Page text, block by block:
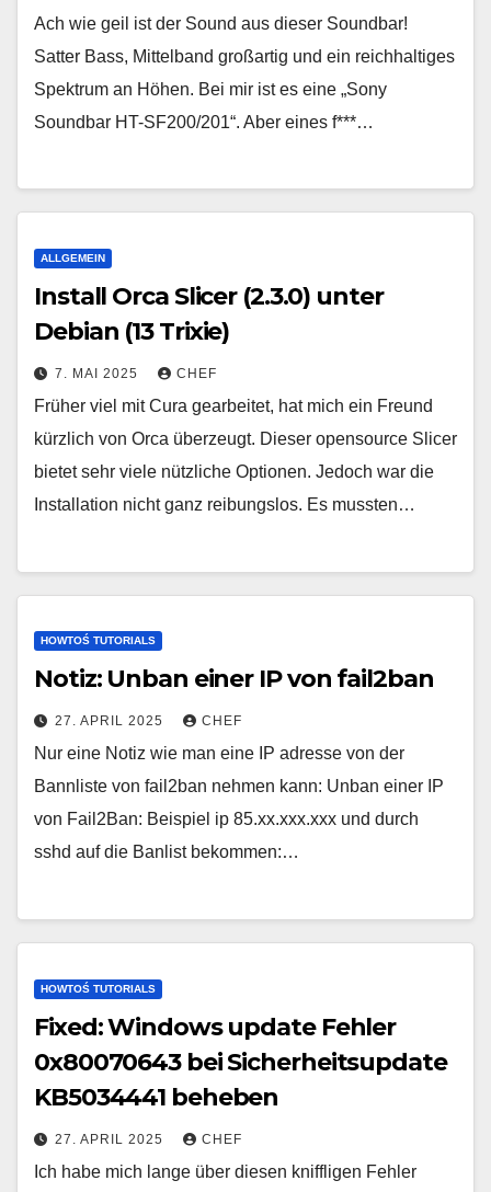
Ach wie geil ist der Sound aus dieser Soundbar!
Satter Bass, Mittelband großartig und ein reichhaltiges
Spektrum an Höhen. Bei mir ist es eine „Sony
Soundbar HT-SF200/201“. Aber eines f***…
ALLGEMEIN
Install Orca Slicer (2.3.0) unter
Debian (13 Trixie)
7. MAI 2025 CHEF
Früher viel mit Cura gearbeitet, hat mich ein Freund
kürzlich von Orca überzeugt. Dieser opensource Slicer
bietet sehr viele nützliche Optionen. Jedoch war die
Installation nicht ganz reibungslos. Es mussten…
HOWTOŚ TUTORIALS
Notiz: Unban einer IP von fail2ban
27. APRIL 2025 CHEF
Nur eine Notiz wie man eine IP adresse von der
Bannliste von fail2ban nehmen kann: Unban einer IP
von Fail2Ban: Beispiel ip 85.xx.xxx.xxx und durch
sshd auf die Banlist bekommen:…
HOWTOŚ TUTORIALS
Fixed: Windows update Fehler
0x80070643 bei Sicherheitsupdate
KB5034441 beheben
27. APRIL 2025 CHEF
Ich habe mich lange über diesen kniffligen Fehler